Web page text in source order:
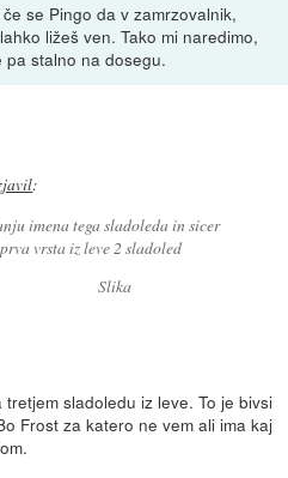
se Pingo da v zamrzovalnik,
ližeš ven. Tako mi naredimo,
pa stalno na dosegu.
:
imena tega sladoleda in sicer
vrsta iz leve 2 sladoled
Slika
sladoledu iz leve. To je bivsi
Frost za katero ne vem ali ima kaj